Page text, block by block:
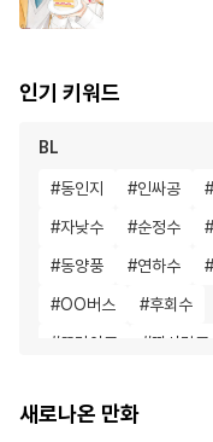
인기 키워드
BL
#동인지 #인싸공 #
#자낮수 #순정수 #
#동양풍 #연하수 #
#OO버스 #후회수
#또라이공 #짝사랑공
#굴림수 #현대물
새로나온 만화